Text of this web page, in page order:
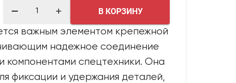
В КОРЗИНУ
важным элементом крепежной
надежное соединение
компонентами спецтехники. Она
фиксации и удержания деталей,